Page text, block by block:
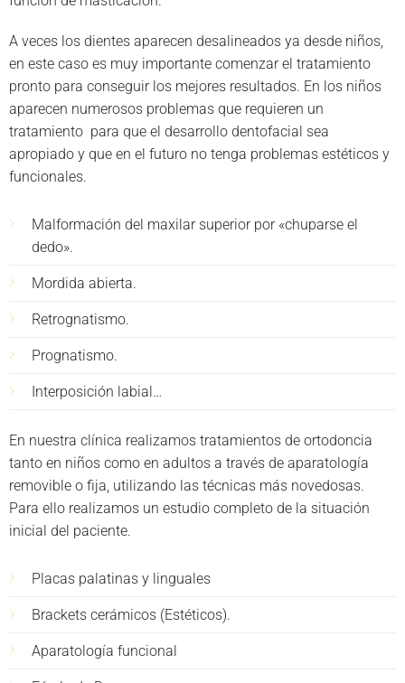
A veces los dientes aparecen desalineados ya desde niños,
en este caso es muy importante comenzar el tratamiento
pronto para conseguir los mejores resultados. En los niños
aparecen numerosos problemas que requieren un
tratamiento para que el desarrollo dentofacial sea
apropiado y que en el futuro no tenga problemas estéticos y
funcionales.
Malformación del maxilar superior por «chuparse el
dedo».
Mordida abierta.
Retrognatismo.
Prognatismo.
Interposición labial…
En nuestra clínica realizamos tratamientos de ortodoncia
tanto en niños como en adultos a través de aparatología
removible o fija, utilizando las técnicas más novedosas.
Para ello realizamos un estudio completo de la situación
inicial del paciente.
Placas palatinas y linguales
Brackets cerámicos (Estéticos).
Aparatología funcional